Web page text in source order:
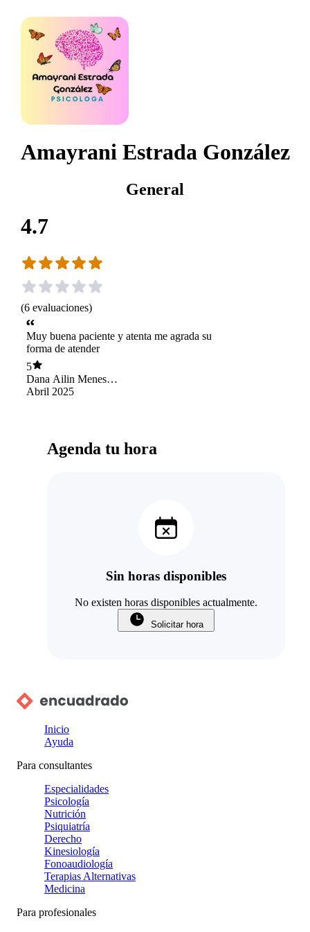
Amayrani Estrada González
General
4.7
(6 evaluaciones)
Muy buena paciente y atenta me agrada su
forma de atender
5
Dana Ailin Meneses
Irineo
Abril 2025
Agenda tu hora
Sin horas disponibles
No existen horas disponibles actualmente.
Solicitar hora
Inicio
Ayuda
Para consultantes
Especialidades
Psicología
Nutrición
Psiquiatría
Derecho
Kinesiología
Fonoaudiología
Terapias Alternativas
Medicina
Para profesionales